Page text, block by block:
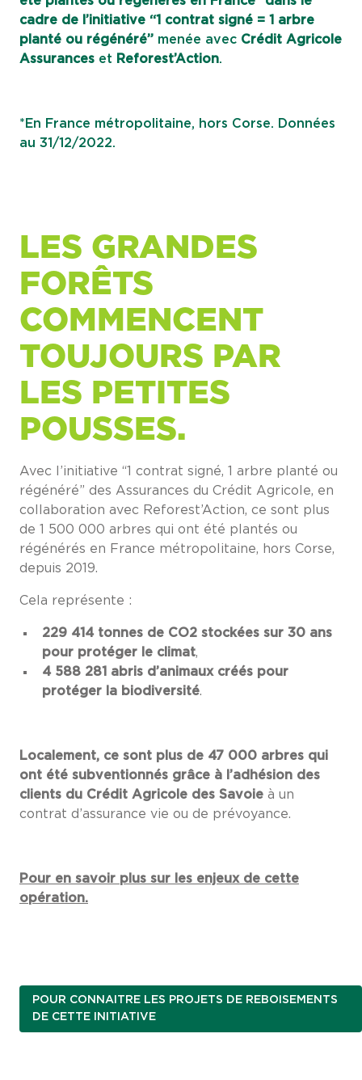
cadre de l’initiative “1 contrat signé = 1 arbre
planté ou régénéré” menée avec Crédit Agricole
Assurances et Reforest’Action.
*En France métropolitaine, hors Corse. Données
au 31/12/2022.
LES GRANDES
FORÊTS
COMMENCENT
TOUJOURS PAR
LES PETITES
POUSSES.
Avec l’initiative “1 contrat signé, 1 arbre planté ou
régénéré” des Assurances du Crédit Agricole, en
collaboration avec Reforest’Action, ce sont plus
de 1 500 000 arbres qui ont été plantés ou
régénérés en France métropolitaine, hors Corse,
depuis 2019.
Cela représente :
229 414 tonnes de CO2 stockées sur 30 ans
pour protéger le climat,
4 588 281 abris d’animaux créés pour
protéger la biodiversité.
Localement, ce sont plus de 47 000 arbres qui
ont été subventionnés grâce à l’adhésion des
clients du Crédit Agricole des Savoie à un
contrat d’assurance vie ou de prévoyance.
Pour en savoir plus sur les enjeux de cette
opération.
POUR CONNAITRE LES PROJETS DE REBOISEMENTS
DE CETTE INITIATIVE